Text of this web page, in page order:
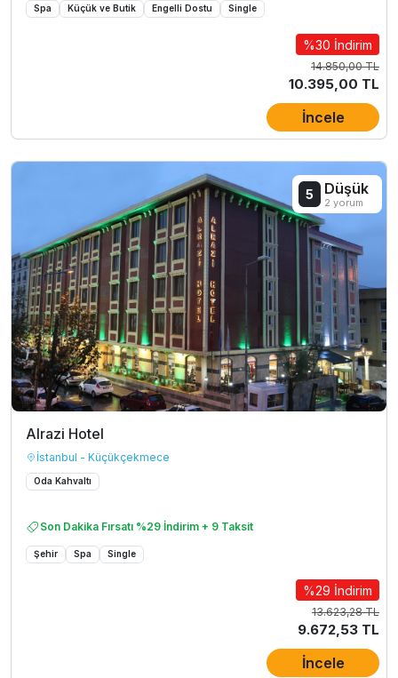
Spa Küçük ve Butik Engelli Dostu Single
%30 İndirim
14.850,00 TL
10.395,00 TL
İncele
Alrazi Hotel
İstanbul - Küçükçekmece
Oda Kahvaltı
Son Dakika Fırsatı %29 İndirim + 9 Taksit
Şehir Spa Single
5 Düşük
2 yorum
%29 İndirim
13.623,28 TL
9.672,53 TL
İncele